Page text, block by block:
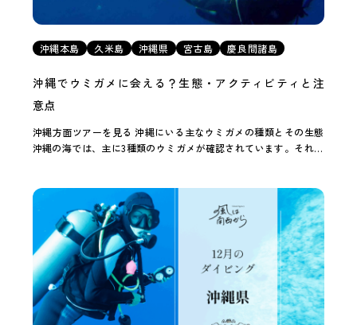
沖縄本島 久米島 沖縄県 宮古島 慶良間諸島
沖縄でウミガメに会える？生態・アクティビティと注
意点
沖縄方面ツアーを見る 沖縄にいる主なウミガメの種類とその生態
沖縄の海では、主に3種類のウミガメが確認されています。それぞ